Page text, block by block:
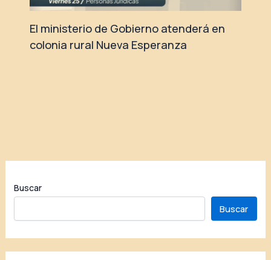
El ministerio de Gobierno atenderá en
colonia rural Nueva Esperanza
Buscar
Buscar